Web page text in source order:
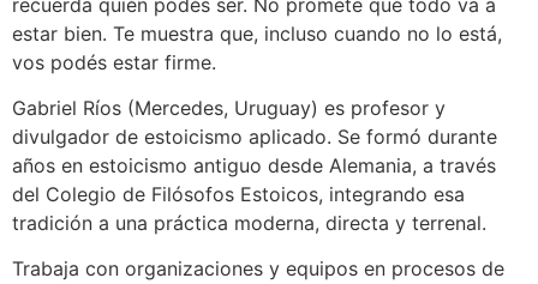
estar bien. Te muestra que, incluso cuando no lo está,
vos podés estar firme.
Gabriel Ríos (Mercedes, Uruguay) es profesor y
divulgador de estoicismo aplicado. Se formó durante
años en estoicismo antiguo desde Alemania, a través
del Colegio de Filósofos Estoicos, integrando esa
tradición a una práctica moderna, directa y terrenal.
Trabaja con organizaciones y equipos en procesos de